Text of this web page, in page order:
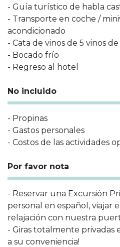
- Guía turístico de habla
- Transporte en coche /
acondicionado
- Cata de vinos de 5 vinos
- Bocado frío
- Regreso al hotel
No incluido
- Propinas
- Gastos personales
- Costos de las actividades
Por favor nota
- Reservar una Excursión
personal en español, viajar
relajación con nuestra
- Giras totalmente
a su conveniencia!